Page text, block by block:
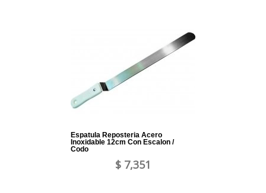
Espatula Reposteria Acero
Inoxidable 12cm Con Escalon /
Codo
$ 7,351